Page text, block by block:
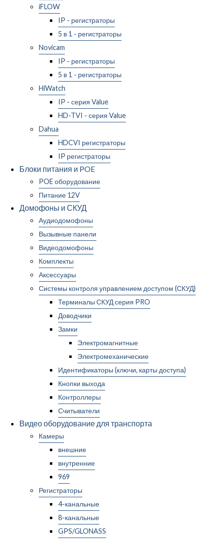
iFLOW
IP - регистраторы
5 в 1 - регистраторы
Novicam
IP - регистраторы
5 в 1 - регистраторы
HiWatch
IP - серия Value
HD-TVI - серия Value
Dahua
HDCVI регистраторы
IP регистраторы
Блоки питания и POE
POE оборудование
Питание 12V
Домофоны и СКУД
Аудиодомофоны
Вызывные панели
Видеодомофоны
Комплекты
Аксессуары
Системы контроля управлением доступом (СКУД)
Терминалы СКУД серия PRO
Доводчики
Замки
Электромагнитные
Электромеханические
Идентификаторы (ключи, карты доступа)
Кнопки выхода
Контроллеры
Считыватели
Видео оборудование для транспорта
Камеры
внешние
внутренние
969
Регистраторы
4-канальные
8-канальные
GPS/GLONASS